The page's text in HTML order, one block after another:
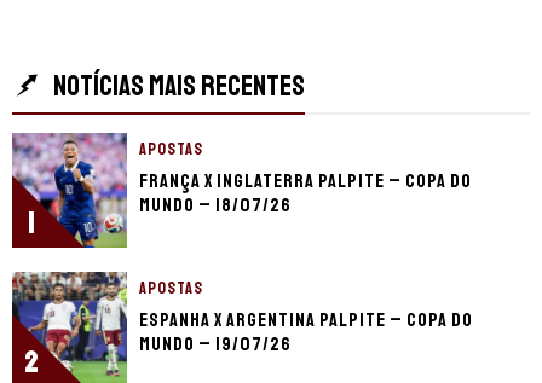
NOTÍCIAS MAIS RECENTES
1
APOSTAS
França x Inglaterra palpite – Copa do
Mundo – 18/07/26
2
APOSTAS
Espanha x Argentina palpite – Copa do
Mundo – 19/07/26